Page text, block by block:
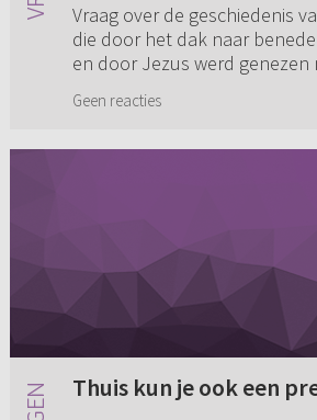
Vraag over de geschiedenis
die door het dak naar
en door Jezus werd genezen
over gehoord. De eerste pre...
Geen reacties
Thuis kun je ook een